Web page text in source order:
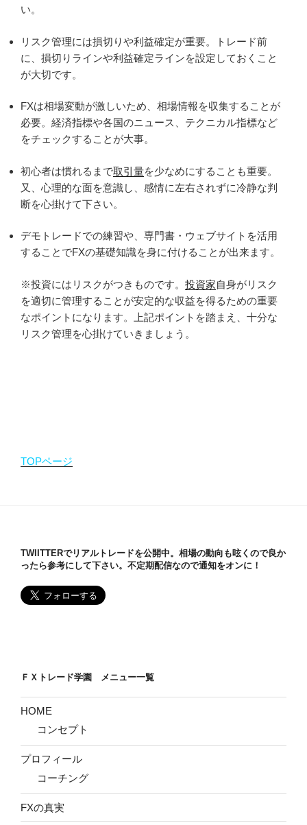
い。
リスク管理には損切りや利益確定が重要。トレード前
に、損切りラインや利益確定ラインを設定しておくこと
が大切です。
FXは相場変動が激しいため、相場情報を収集することが
必要。経済指標や各国のニュース、テクニカル指標など
をチェックすることが大事。
初心者は慣れるまで取引量を少なめにすることも重要。
又、心理的な面を意識し、感情に左右されずに冷静な判
断を心掛けて下さい。
デモトレードでの練習や、専門書・ウェブサイトを活用
することでFXの基礎知識を身に付けることが出来ます。
※投資にはリスクがつきものです。 投資家自身がリスク
を適切に管理することが安定的な収益を得るための重要
なポイントになります。上記ポイントを踏まえ、十分な
リスク管理を心掛けていきましょう。
TOPページ
TWIITTERでリアルトレードを公開中。相場の動向も呟くので良か
ったら参考にして下さい。不定期配信なので通知をオンに！
ＦＸトレード学園 メニュー一覧
HOME
コンセプト
プロフィール
コーチング
FXの真実